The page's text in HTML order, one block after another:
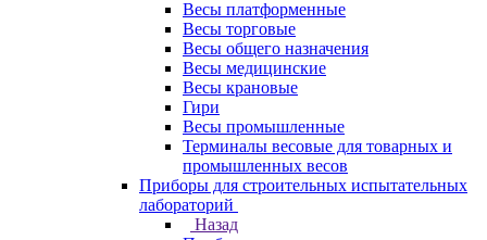
Весы платформенные
Весы торговые
Весы общего назначения
Весы медицинские
Весы крановые
Гири
Весы промышленные
Терминалы весовые для товарных и
промышленных весов
Приборы для строительных испытательных
лабораторий
Назад